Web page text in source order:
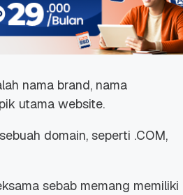
nama brand, nama
utama website.
domain, seperti .COM,
sebab memang memiliki